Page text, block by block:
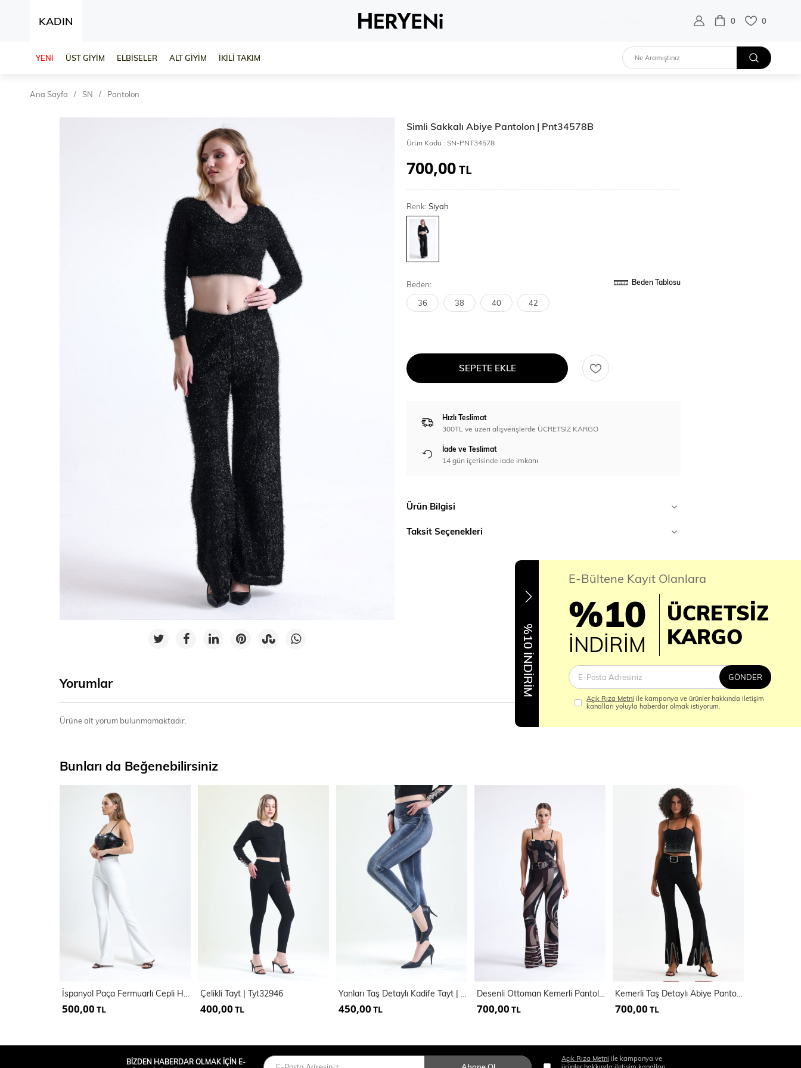
KADIN 0 0
YENİ ÜST GİYİM ELBİSELER ALT GİYİM İKİLİ TAKIM
Ana Sayfa SN Pantolon
Simli Sakkalı Abiye Pantolon | Pnt34578B
Ürün Kodu : SN-PNT34578
700,00TL
Renk:Siyah
Beden: Beden Tablosu
36 38 40 42
SEPETE EKLE
Hızlı Teslimat
300TL ve üzeri alışverişlerde ÜCRETSİZ KARGO
İade ve Teslimat
14 gün içerisinde iade imkanı
Ürün Bilgisi
Taksit Seçenekleri
Yorumlar
Ürüne ait yorum bulunmamaktadır.
Bunları da Beğenebilirsiniz
İspanyol Paça Fermuarlı Cepli Hürrem Pantolon | Pnt35010
500,00 TL
Çelikli Tayt | Tyt32946
400,00 TL
Yanları Taş Detaylı Kadife Tayt | Tyt33266
450,00 TL
Desenli Ottoman Kemerli Pantolon | Pnt35240
700,00 TL
Kemerli Taş Detaylı Abiye Pantolon | Pnt35061
700,00 TL
%10 İNDİRİM
E-Bültene Kayıt Olanlara
%10
İNDİRİM
ÜCRETSİZ
KARGO
GÖNDER
Açık Rıza Metni ile kampanya ve ürünler hakkında iletişim
kanalları yoluyla haberdar olmak istiyorum.
BİZDEN HABERDAR OLMAK İÇİN E-
Açık Rıza Metni ile kampanya ve